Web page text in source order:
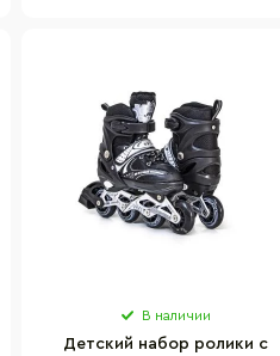
В наличии
Детский набор ролики с